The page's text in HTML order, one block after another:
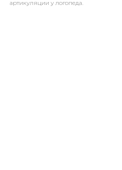
артикуляции у логопеда.